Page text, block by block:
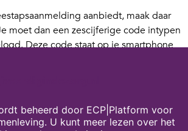
aanbiedt, maak daar
moet dan een zescijferige code intypen
Deze code staat op je smartphone
is auteur van het boekPas op je
beheerd door ECP|Platform voor
U kunt meer lezen over het